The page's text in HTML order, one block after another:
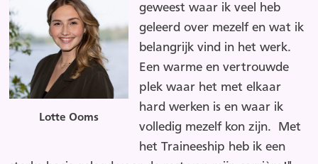
Lotte Ooms
geweest waar ik veel heb
geleerd over mezelf en wat ik
belangrijk vind in het werk.
Een warme en vertrouwde
plek waar het met elkaar
hard werken is en waar ik
volledig mezelf kon zijn. Met
het Traineeship heb ik een